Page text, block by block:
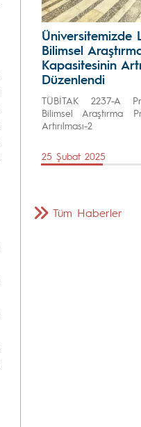
Üniversitemizde
Bilimsel
Kapasitesinin
Düzenlendi
TÜBİTAK 2237-A
Bilimsel Araştırma
Artırılması-2
25 Şubat 2025
Tüm Haberler